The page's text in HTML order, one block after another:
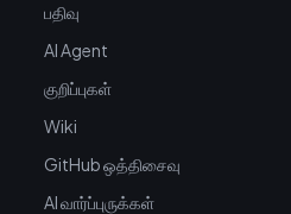
பதிவு
AI Agent
குறிப்புகள்
Wiki
GitHub ஒத்திசைவு
AI வார்ப்புருக்கள்